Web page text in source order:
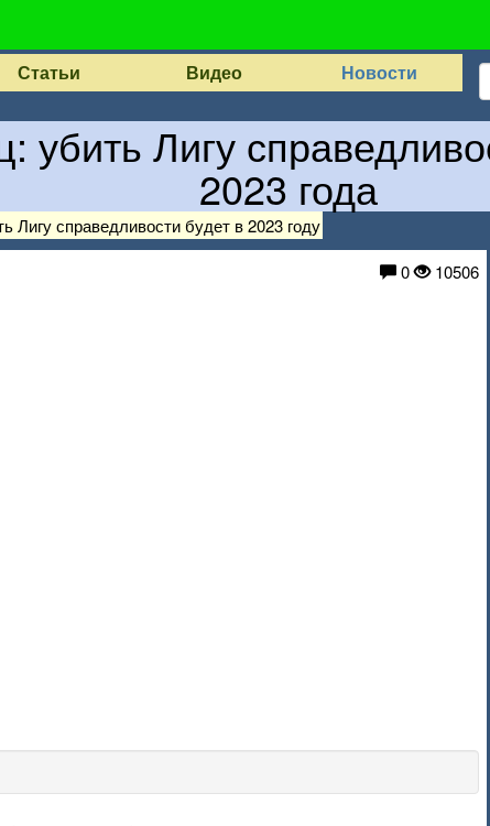
Статьи Видео Новости
убить Лигу
2023 года
Лигу справедливости будет в 2023 году
0 10506